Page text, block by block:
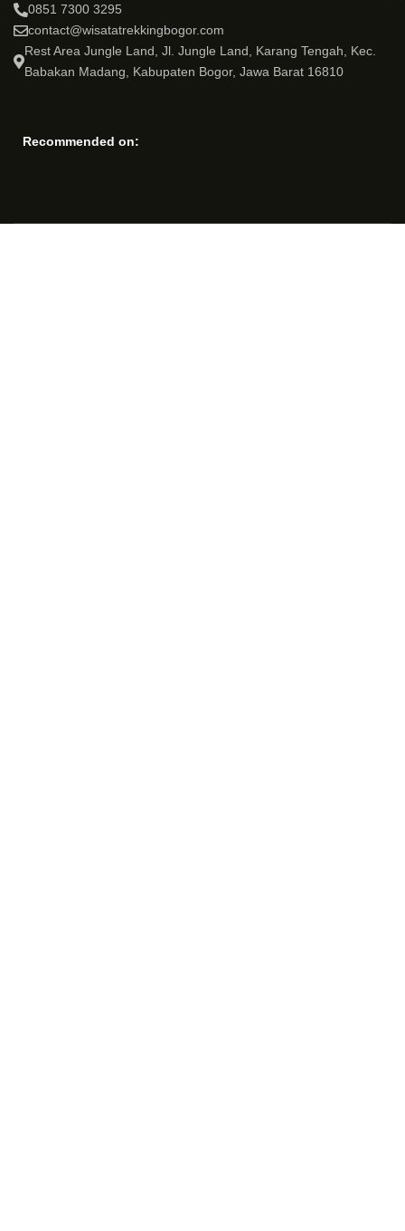
0851 7300 3295
contact@wisatatrekkingbogor.com
Rest Area Jungle Land, Jl. Jungle Land, Karang Tengah, Kec.
Babakan Madang, Kabupaten Bogor, Jawa Barat 16810
Recommended on: